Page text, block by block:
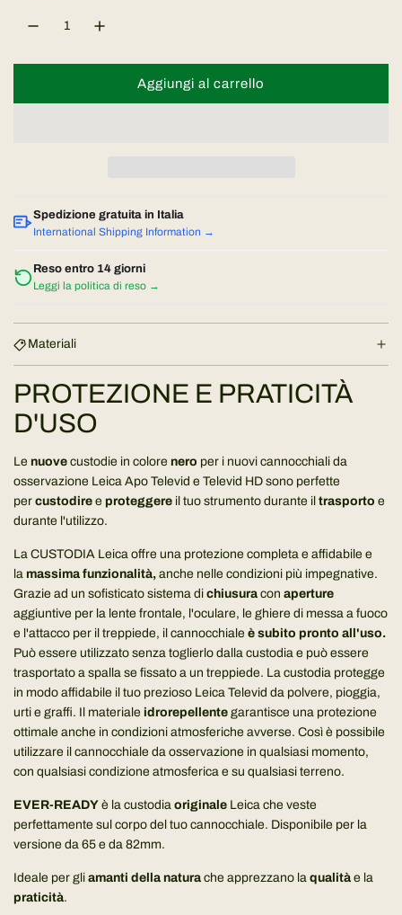
o
n
m
a
e
Aggiungi al carrello
c
Spedizione gratuita in Italia
International Shipping Information →
Reso entro 14 giorni
Leggi la politica di reso →
Materiali
PROTEZIONE E PRATICITÀ
D'USO
Le nuove custodie in colore nero per i nuovi cannocchiali da
osservazione Leica Apo Televid e Televid HD sono perfette
per custodire e proteggere il tuo strumento durante il trasporto e
durante l'utilizzo.
La CUSTODIA Leica offre una protezione completa e affidabile e
la massima funzionalità, anche nelle condizioni più impegnative.
Grazie ad un sofisticato sistema di chiusura con aperture
aggiuntive per la lente frontale, l'oculare, le ghiere di messa a fuoco
e l'attacco per il treppiede, il cannocchiale è subito pronto all'uso.
Può essere utilizzato senza toglierlo dalla custodia e può essere
trasportato a spalla se fissato a un treppiede. La custodia protegge
in modo affidabile il tuo prezioso Leica Televid da polvere, pioggia,
urti e graffi. Il materiale idrorepellente garantisce una protezione
ottimale anche in condizioni atmosferiche avverse. Così è possibile
utilizzare il cannocchiale da osservazione in qualsiasi momento,
con qualsiasi condizione atmosferica e su qualsiasi terreno.
EVER-READY è la custodia originale Leica che veste
perfettamente sul corpo del tuo cannocchiale. Disponibile per la
versione da 65 e da 82mm.
Ideale per gli amanti della natura che apprezzano la qualità e la
praticità.